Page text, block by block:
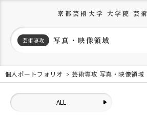
京都芸術大学 大学院 芸
芸術専攻 写真・映像領域
個人ポートフォリオ 芸術専攻 写真・映像領域
ALL